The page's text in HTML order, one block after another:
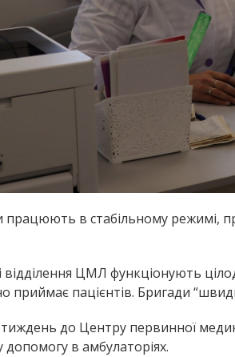
в стабільному режимі,
відділення ЦМЛ функціонують
приймає пацієнтів. Бригади
до Центру первинної
допомогу в амбулаторіях.